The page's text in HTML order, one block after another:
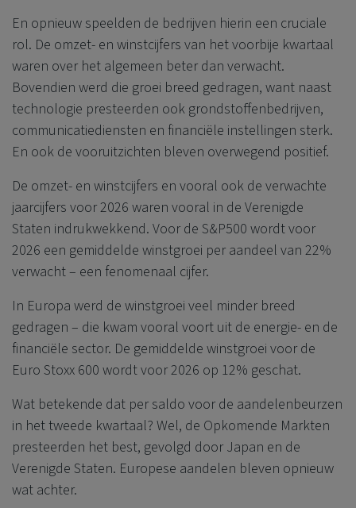
En opnieuw speelden de bedrijven hierin een cruciale
rol. De omzet- en winstcijfers van het voorbije kwartaal
waren over het algemeen beter dan verwacht.
Bovendien werd die groei breed gedragen, want naast
technologie presteerden ook grondstoffenbedrijven,
communicatiediensten en financiële instellingen sterk.
En ook de vooruitzichten bleven overwegend positief.
De omzet- en winstcijfers en vooral ook de verwachte
jaarcijfers voor 2026 waren vooral in de Verenigde
Staten indrukwekkend. Voor de S&P500 wordt voor
2026 een gemiddelde winstgroei per aandeel van 22%
verwacht – een fenomenaal cijfer.
In Europa werd de winstgroei veel minder breed
gedragen – die kwam vooral voort uit de energie- en de
financiële sector. De gemiddelde winstgroei voor de
Euro Stoxx 600 wordt voor 2026 op 12% geschat.
Wat betekende dat per saldo voor de aandelenbeurzen
in het tweede kwartaal? Wel, de Opkomende Markten
presteerden het best, gevolgd door Japan en de
Verenigde Staten. Europese aandelen bleven opnieuw
wat achter.